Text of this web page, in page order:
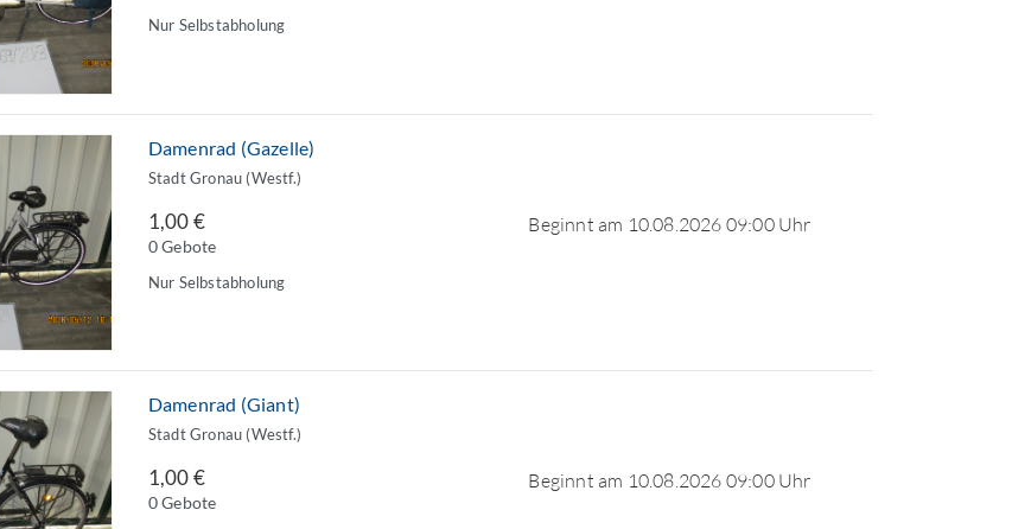
Nur Selbstabholung
Damenrad (Gazelle)
Stadt Gronau (Westf.)
1,00 €
0 Gebote
Nur Selbstabholung
Beginnt am 10.08.2026 09:00 Uhr
Damenrad (Giant)
Stadt Gronau (Westf.)
1,00 €
0 Gebote
Beginnt am 10.08.2026 09:00 Uhr